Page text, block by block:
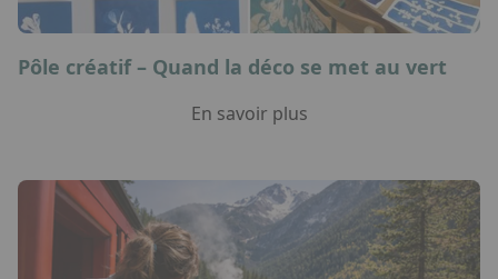
Pôle créatif – Quand la déco se met au vert
En savoir plus